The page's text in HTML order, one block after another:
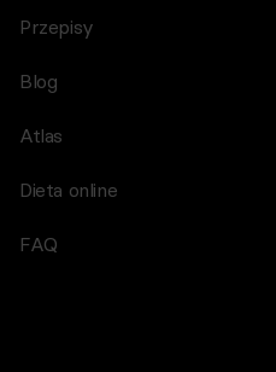
Przepisy
Blog
Atlas
Dieta online
FAQ